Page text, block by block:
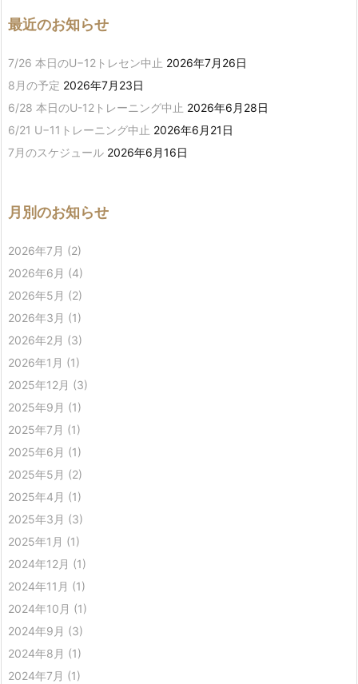
最近のお知らせ
7/26 本日のU−12トレセン中止 2026年7月26日
8月の予定 2026年7月23日
6/28 本日のU-12トレーニング中止 2026年6月28日
6/21 U−11トレーニング中止 2026年6月21日
7月のスケジュール 2026年6月16日
月別のお知らせ
2026年7月 (2)
2026年6月 (4)
2026年5月 (2)
2026年3月 (1)
2026年2月 (3)
2026年1月 (1)
2025年12月 (3)
2025年9月 (1)
2025年7月 (1)
2025年6月 (1)
2025年5月 (2)
2025年4月 (1)
2025年3月 (3)
2025年1月 (1)
2024年12月 (1)
2024年11月 (1)
2024年10月 (1)
2024年9月 (3)
2024年8月 (1)
2024年7月 (1)